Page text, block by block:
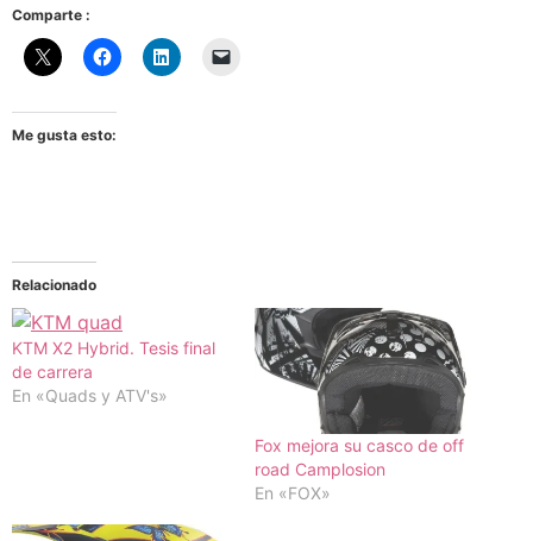
Comparte :
Me gusta esto:
Relacionado
KTM X2 Hybrid. Tesis final
de carrera
En «Quads y ATV's»
Fox mejora su casco de off
road Camplosion
En «FOX»